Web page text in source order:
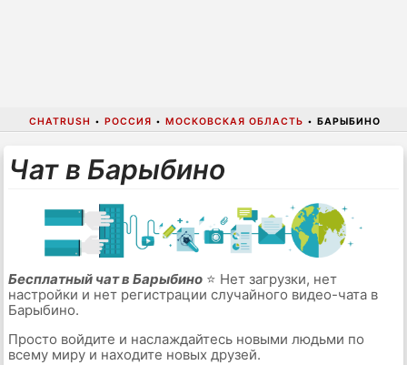
CHATRUSH • РОССИЯ • МОСКОВСКАЯ ОБЛАСТЬ • БАРЫБИНО
Чат в Барыбино
Бесплатный чат в Барыбино⭐ Нет загрузки, нет
настройки и нет регистрации случайного видео-чата в
Барыбино.
Просто войдите и наслаждайтесь новыми людьми по
всему миру и находите новых друзей.